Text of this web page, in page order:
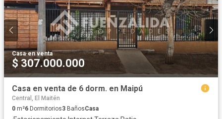
Casa·en venta
$ 307.000.000
Casa en venta de 6 dorm. en Maipú
Central, El Maitén
0 m²6 Dormitorios3 BañosCasa